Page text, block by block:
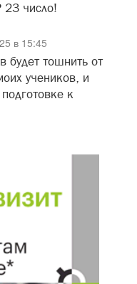
23 число!
в 15:45
будет тошнить от
учеников, и
к